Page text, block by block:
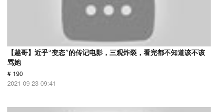
【越哥】近乎“变态”的传记电影，三观炸裂，看完都不知道该不该
骂她
# 190
2021-09-23 09:41